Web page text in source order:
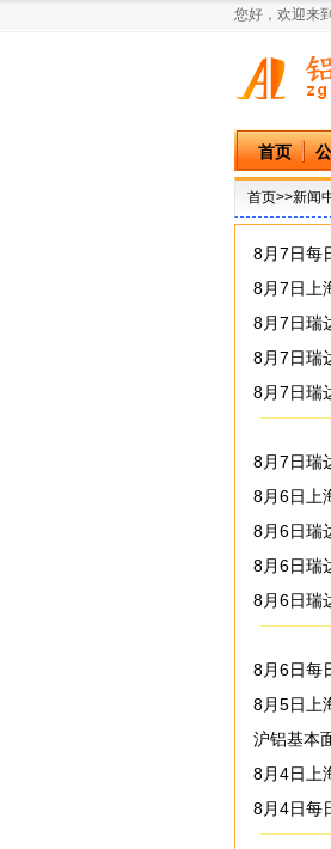
您好，欢迎来
中国铝板网
首页
首页>>新闻
8月7日每
8月7日上
8月7日瑞
8月7日瑞
8月7日瑞
8月7日瑞
8月6日上
8月6日瑞
8月6日瑞
8月6日瑞
8月6日每
8月5日上
沪铝基本
8月4日上
8月4日每